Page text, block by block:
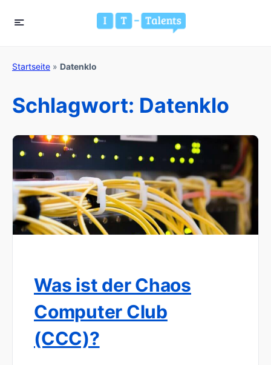
Startseite » Datenklo
Schlagwort: Datenklo
Was ist der Chaos
Computer Club
(CCC)?